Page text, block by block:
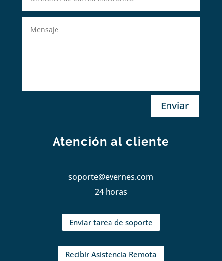
Enviar
Atención al cliente
soporte@evernes.com
24 horas
Envíar tarea de soporte
Recibir Asistencia Remota